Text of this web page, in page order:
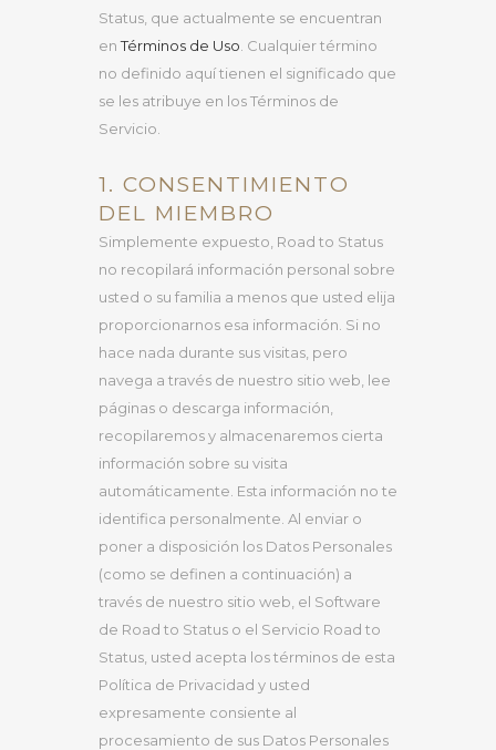
Status, que actualmente se encuentran
enTérminos de Uso . Cualquier término
no definido aquí tienen el significado que
se les atribuye en los Términos de
Servicio.
1. CONSENTIMIENTO
DEL MIEMBRO
Simplemente expuesto, Road to Status
no recopilará información personal sobre
usted o su familia a menos que usted elija
proporcionarnos esa información. Si no
hace nada durante sus visitas, pero
navega a través de nuestro sitio web, lee
páginas o descarga información,
recopilaremos y almacenaremos cierta
información sobre su visita
automáticamente. Esta información no te
identifica personalmente. Al enviar o
poner a disposición los Datos Personales
(como se definen a continuación) a
través de nuestro sitio web, el Software
de Road to Status o el Servicio Road to
Status, usted acepta los términos de esta
Política de Privacidad y usted
expresamente consiente al
procesamiento de sus Datos Personales